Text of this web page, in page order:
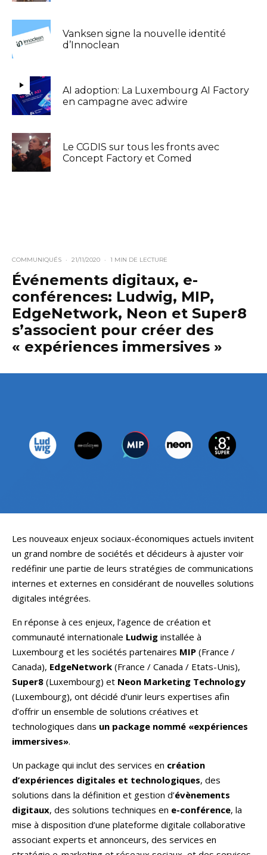
Vanksen signe la nouvelle identité
d’Innoclean
AI adoption: La Luxembourg AI Factory
en campagne avec adwire
Le CGDIS sur tous les fronts avec
Concept Factory et Comed
COMMUNIQUÉS · 21/11/2020 · 1 MIN DE LECTURE
Événements digitaux, e-
conférences: Ludwig, MIP,
EdgeNetwork, Neon et Super8
s’associent pour créer des
« expériences immersives »
Les nouveaux enjeux sociaux-économiques actuels invitent
un grand nombre de sociétés et décideurs à ajuster voir
redéfinir une partie de leurs stratégies de communications
internes et externes en considérant de nouvelles solutions
digitales intégrées.
En réponse à ces enjeux, l’agence de création et
communauté internationale Ludwig installée à
Luxembourg et les sociétés partenaires MIP (France /
Canada), EdgeNetwork (France / Canada / Etats-Unis),
Super8 (Luxembourg) et Neon Marketing Technology
(Luxembourg), ont décidé d’unir leurs expertises afin
d’offrir un ensemble de solutions créatives et
technologiques dans un package nommé «expériences
immersives».
Un package qui inclut des services en création
d’expériences digitales et technologiques, des
solutions dans la définition et gestion d’évènements
digitaux, des solutions techniques en e-conférence, la
mise à disposition d’une plateforme digitale collaborative
associant experts et annonceurs, des services en